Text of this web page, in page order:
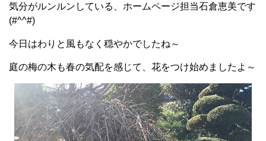
気分がルンルンしている、ホームページ担当石倉恵美です
(#^^#)
今日はわりと風もなく穏やかでしたね～
庭の梅の木も春の気配を感じて、花をつけ始めましたよ～